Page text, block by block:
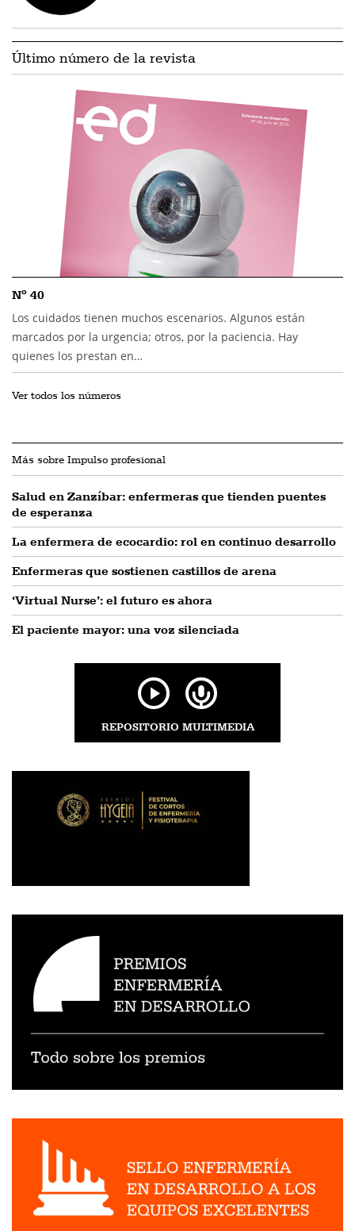
Último número de la revista
Nº 40
Los cuidados tienen muchos escenarios. Algunos están
marcados por la urgencia; otros, por la paciencia. Hay
quienes los prestan en…
Ver todos los números
Más sobre Impulso profesional
Salud en Zanzíbar: enfermeras que tienden puentes
de esperanza
La enfermera de ecocardio: rol en continuo desarrollo
Enfermeras que sostienen castillos de arena
‘Virtual Nurse’: el futuro es ahora
El paciente mayor: una voz silenciada
REPOSITORIO MULTIMEDIA